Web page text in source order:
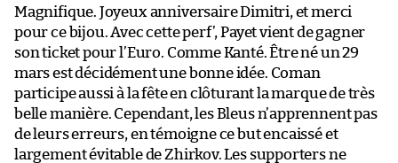
Magnifique. Joyeux anniversaire Dimitri, et merci
pour ce bijou. Avec cette perf’, Payet vient de gagner
son ticket pour l’Euro. Comme Kanté. Être né un 29
mars est décidément une bonne idée. Coman
participe aussi à la fête en clôturant la marque de très
belle manière. Cependant, les Bleus n’apprennent pas
de leurs erreurs, en témoigne ce but encaissé et
largement évitable de Zhirkov. Les supporters ne